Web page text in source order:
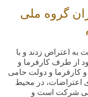
گروه ملی
به اعتراض زدند و با
از طرف کارفرما و
کارفرما و دولت حامی
اعتراضات، در محیط
شرکت است و